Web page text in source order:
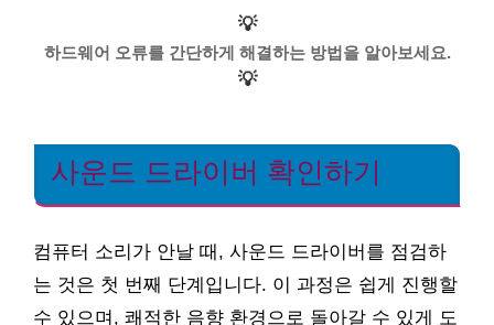
💡
하드웨어 오류를 간단하게 해결하는 방법을 알아보세요.
💡
사운드 드라이버 확인하기
컴퓨터 소리가 안날 때, 사운드 드라이버를 점검하
는 것은 첫 번째 단계입니다. 이 과정은 쉽게 진행할
수 있으며, 쾌적한 음향 환경으로 돌아갈 수 있게 도